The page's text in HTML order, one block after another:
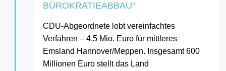
BÜROKRATIEABBAU“
CDU-Abgeordnete lobt vereinfachtes
Verfahren – 4,5 Mio. Euro für mittleres
Emsland Hannover/Meppen. Insgesamt 600
Millionen Euro stellt das Land